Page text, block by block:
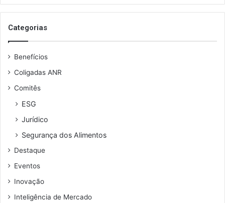
a
s
e
n
e
e
e
a
i
Categorias
Benefícios
Coligadas ANR
Comitês
ESG
Jurídico
Segurança dos Alimentos
Destaque
Eventos
Inovação
Inteligência de Mercado